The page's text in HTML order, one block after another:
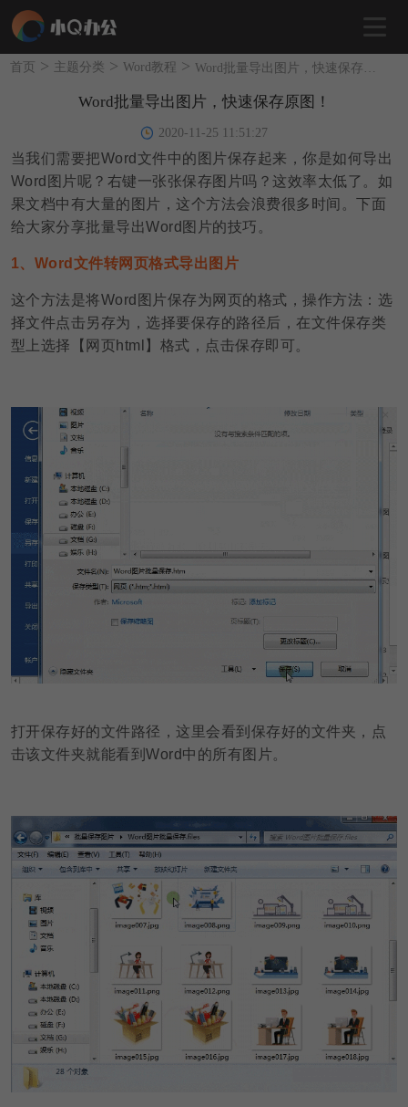
首页 > 主题分类 > Word教程 >
Word批量导出图片，快速保存原图！
2020-11-25 11:51:27
当我们需要把Word文件中的图片保存起来，你是如何导出
Word图片呢？右键一张张保存图片吗？这效率太低了。如
果文档中有大量的图片，这个方法会浪费很多时间。下面
给大家分享批量导出Word图片的技巧。
1、Word文件转网页格式导出图片
这个方法是将Word图片保存为网页的格式，操作方法：选
择文件点击另存为，选择要保存的路径后，在文件保存类
型上选择【网页html】格式，点击保存即可。
打开保存好的文件路径，这里会看到保存好的文件夹，点
击该文件夹就能看到Word中的所有图片。